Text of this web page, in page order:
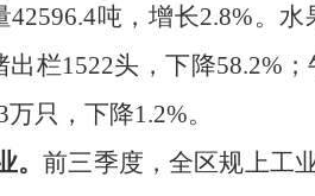
42596.4吨，增长2.8%。水
出栏1522头，下降58.2%
万只，下降1.2%。
。前三季度，全区规上工